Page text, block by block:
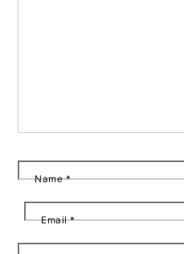
Name*
Email*